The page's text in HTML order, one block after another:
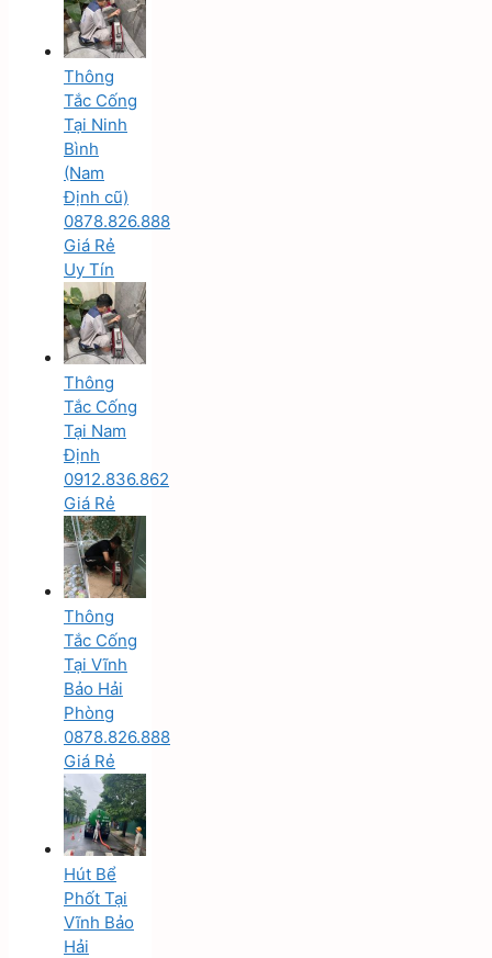
Thông
Tắc Cống
Tại Ninh
Bình
(Nam
Định cũ)
0878.826.888
Giá Rẻ
Uy Tín
Thông
Tắc Cống
Tại Nam
Định
0912.836.862
Giá Rẻ
Thông
Tắc Cống
Tại Vĩnh
Bảo Hải
Phòng
0878.826.888
Giá Rẻ
Hút Bể
Phốt Tại
Vĩnh Bảo
Hải